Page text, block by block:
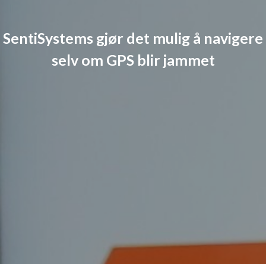
SentiSystems gjør det mulig å navigere
selv om GPS blir jammet